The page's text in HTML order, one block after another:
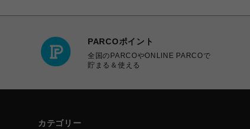
PARCOポイント
全国のPARCOやONLINE PARCOで
貯まる＆使える
カテゴリー